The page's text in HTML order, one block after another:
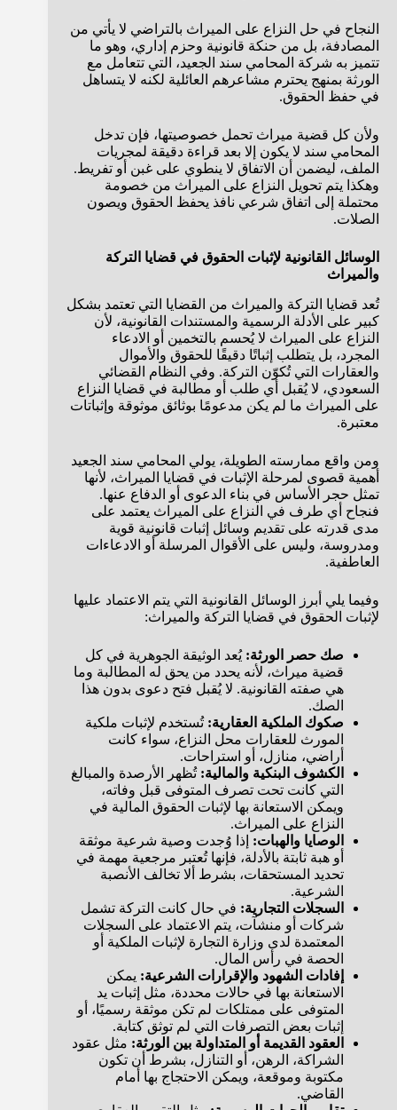
النجاح في حل النزاع على الميراث بالتراضي لا يأتي من
المصادفة، بل من حنكة قانونية وحزم إداري، وهو ما
تتميز به شركة المحامي سند الجعيد، التي تتعامل مع
الورثة بمنهج يحترم مشاعرهم العائلية لكنه لا يتساهل
في حفظ الحقوق.
ولأن كل قضية ميراث تحمل خصوصيتها، فإن تدخل
المحامي سند لا يكون إلا بعد قراءة دقيقة لمجريات
الملف، ليضمن أن الاتفاق لا ينطوي على غبن أو تفريط.
وهكذا يتم تحويل النزاع على الميراث من خصومة
محتملة إلى اتفاق شرعي نافذ يحفظ الحقوق ويصون
الصلات.
الوسائل القانونية لإثبات الحقوق في قضايا التركة
والميراث
تُعد قضايا التركة والميراث من القضايا التي تعتمد بشكل
كبير على الأدلة الرسمية والمستندات القانونية، لأن
النزاع على الميراث لا يُحسم بالتخمين أو الادعاء
المجرد، بل يتطلب إثباتًا دقيقًا للحقوق والأموال
والعقارات التي تُكوّن التركة. وفي النظام القضائي
السعودي، لا يُقبل أي طلب أو مطالبة في قضايا النزاع
على الميراث ما لم يكن مدعومًا بوثائق موثوقة وإثباتات
معتبرة.
ومن واقع ممارسته الطويلة، يولي المحامي سند الجعيد
أهمية قصوى لمرحلة الإثبات في قضايا الميراث، لأنها
تمثل حجر الأساس في بناء الدعوى أو الدفاع عنها.
فنجاح أي طرف في النزاع على الميراث يعتمد على
مدى قدرته على تقديم وسائل إثبات قانونية قوية
ومدروسة، وليس على الأقوال المرسلة أو الادعاءات
العاطفية.
وفيما يلي أبرز الوسائل القانونية التي يتم الاعتماد عليها
لإثبات الحقوق في قضايا التركة والميراث:
صك حصر الورثة: يُعد الوثيقة الجوهرية في كل
قضية ميراث، لأنه يحدد من يحق له المطالبة وما
هي صفته القانونية. لا يُقبل فتح دعوى بدون هذا
الصك.
صكوك الملكية العقارية: تُستخدم لإثبات ملكية
المورث للعقارات محل النزاع، سواء كانت
أراضي، منازل، أو استراحات.
الكشوف البنكية والمالية: تُظهر الأرصدة والمبالغ
التي كانت تحت تصرف المتوفى قبل وفاته،
ويمكن الاستعانة بها لإثبات الحقوق المالية في
النزاع على الميراث.
الوصايا والهبات: إذا وُجدت وصية شرعية موثقة
أو هبة ثابتة بالأدلة، فإنها تُعتبر مرجعية مهمة في
تحديد المستحقات، بشرط ألا تخالف الأنصبة
الشرعية.
السجلات التجارية: في حال كانت التركة تشمل
شركات أو منشآت، يتم الاعتماد على السجلات
المعتمدة لدى وزارة التجارة لإثبات الملكية أو
الحصة في رأس المال.
إفادات الشهود والإقرارات الشرعية: يمكن
الاستعانة بها في حالات محددة، مثل إثبات يد
المتوفى على ممتلكات لم تكن موثقة رسميًا، أو
إثبات بعض التصرفات التي لم توثق كتابة.
العقود القديمة أو المتداولة بين الورثة: مثل عقود
الشراكة، الرهن، أو التنازل، بشرط أن تكون
مكتوبة وموقعة، ويمكن الاحتجاج بها أمام
القاضي.